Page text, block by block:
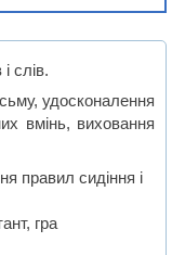
слів.
удосконалення
вмінь, виховання
правил сидіння і
гра